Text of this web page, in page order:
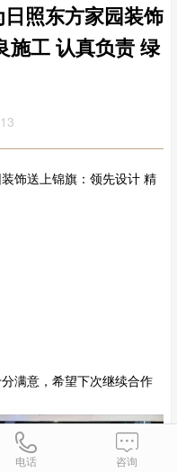
保 照东方家园装饰
施工 认真负责 绿
饰送上锦旗：领先设计 精
满意，希望下次继续合作
电话 咨询